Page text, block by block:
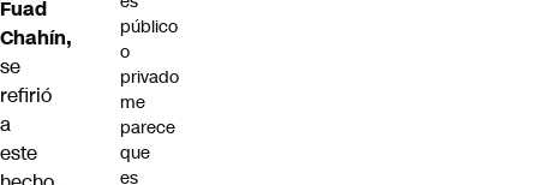
Fuad
Chahín,
se
refirió
a
este
público
o
privado
me
parece
que
es